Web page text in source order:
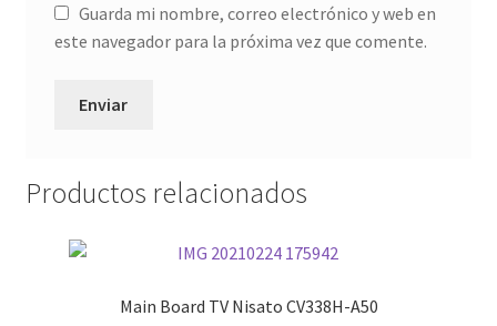
Guarda mi nombre, correo electrónico y web en
este navegador para la próxima vez que comente.
Productos relacionados
Main Board TV Nisato CV338H-A50